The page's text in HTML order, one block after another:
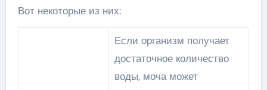
Вот некоторые из них:
Если организм получает
достаточное количество
воды, моча может